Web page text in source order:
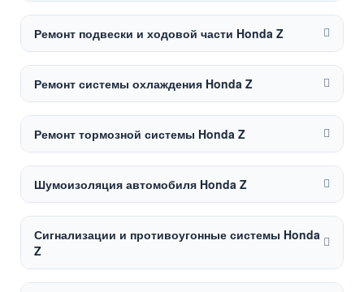
Ремонт подвески и ходовой части Honda Z
Ремонт системы охлаждения Honda Z
Ремонт тормозной системы Honda Z
Шумоизоляция автомобиля Honda Z
Сигнализации и противоугонные системы Honda
Z